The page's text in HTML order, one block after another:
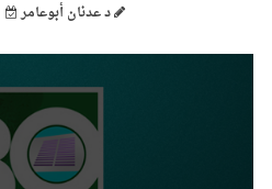
د عدنان أبوعامر